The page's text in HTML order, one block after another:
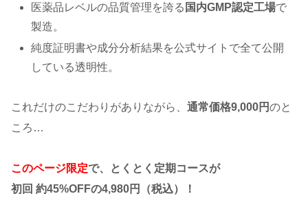
医薬品レベルの品質管理を誇る 国内GMP認定工場で
製造。
純度証明書や成分分析結果を公式サイトで全て公開
している透明性。
これだけのこだわりがありながら、 通常価格9,000円のと
ころ…
このページ限定で、とくとく定期コースが
初回 約45%OFFの4,980円（税込）！